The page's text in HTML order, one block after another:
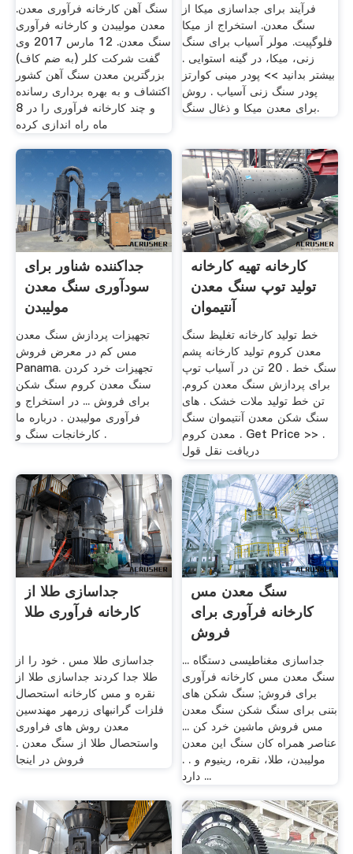
سنگ آهن کارخانه فرآوری معدن.
معدن مولیبدن و کارخانه فرآوری
سنگ معدن. 12 مارس 2017 وی
گفت شرکت کلر (به ضم کاف)
بزرگترین معدن سنگ آهن کشور
اکتشاف و به بهره برداری رسانده
و چند کارخانه فرآوری را در 8
ماه راه اندازی کرده
فرآیند برای جداسازی میکا از
سنگ معدن. استخراج از میکا
فلوگپیت. مولر آسیاب برای سنگ
زنی، میکا، در گینه استوایی .
بیشتر بدانید >> پودر مینی کوارتز
پودر سنگ زنی آسیاب . روش
برای معدن میکا و ذغال سنگ.
جداکننده شناور برای
سودآوری سنگ معدن
مولیبدن
تجهیزات پردازش سنگ معدن
مس کم در معرض فروش
Panama. تجهیزات خرد کردن
سنگ معدن کروم سنگ شکن
برای فروش ... در استخراج و
فرآوری مولیبدن . درباره ما
کارخانجات سنگ و .
کارخانه تهیه کارخانه
تولید توپ سنگ معدن
آنتیموان
خط تولید کارخانه تغلیظ سنگ
معدن کروم تولید کارخانه پشم
سنگ خط . 20 تن در آسیاب توپ
برای پردازش سنگ معدن کروم.
تن خط تولید ملات خشک . های
سنگ شکن معدن آنتیموان سنگ
معدن کروم . Get Price >> .
دریافت نقل قول
جداسازی طلا از
کارخانه فرآوری طلا
جداسازی طلا مس . خود را از
طلا جدا کردند جداسازی طلا از
نقره و مس کارخانه استحصال
فلزات گرانبهای زرمهر مهندسین
معدن روش های فراوری
واستحصال طلا از سنگ معدن .
فروش در اینجا
سنگ معدن مس
کارخانه فرآوری برای
فروش
جداسازی مغناطیسی دستگاه ...
سنگ معدن مس کارخانه فرآوری
برای فروش; سنگ شکن های
بتنی برای سنگ شکن سنگ معدن
مس فروش ماشین خرد کن ...
عناصر همراه کان سنگ این معدن
مولیبدن، طلا، نقره، رینیوم و . .
دارد ...